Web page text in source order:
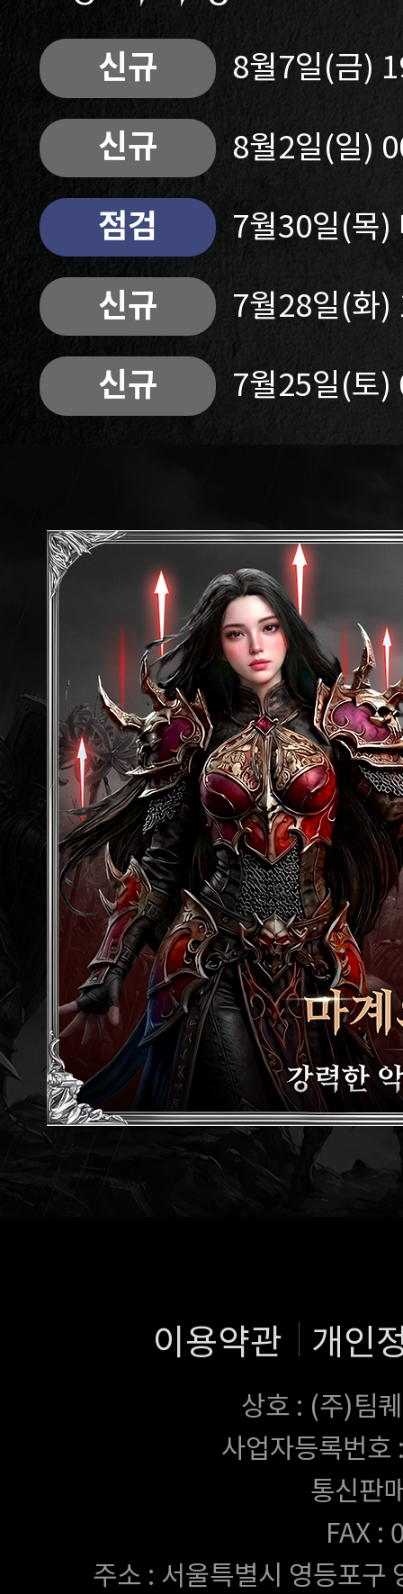
신규 8월7일(금)
신규 8월2일(일)
점검 7월30일(목)
신규 7월28일(화
신규 7월25일(토
이용약관 개인
상호 : (주)팀
사업자등록번
통신판
FAX
주소 : 서울특별시 영등포